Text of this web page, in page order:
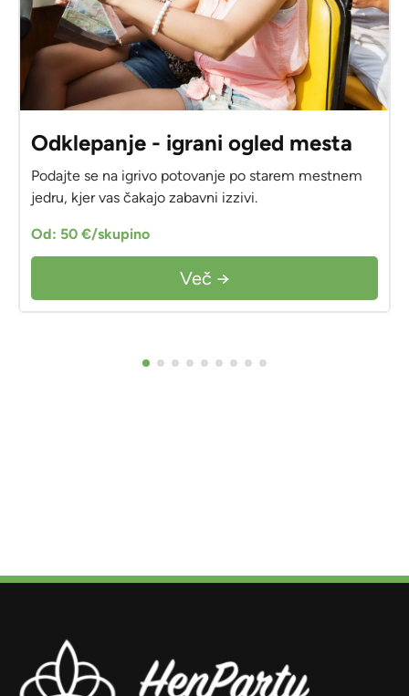
Odklepanje - igrani ogled mesta
Podajte se na igrivo potovanje po starem mestnem
jedru, kjer vas čakajo zabavni izzivi.
Od: 50 €/skupino
Več →